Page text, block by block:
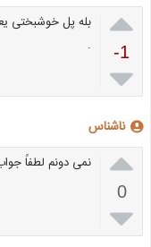

-1

بله پل خوشبختی
.
ناشناس

0

نمی دونم لطفاً